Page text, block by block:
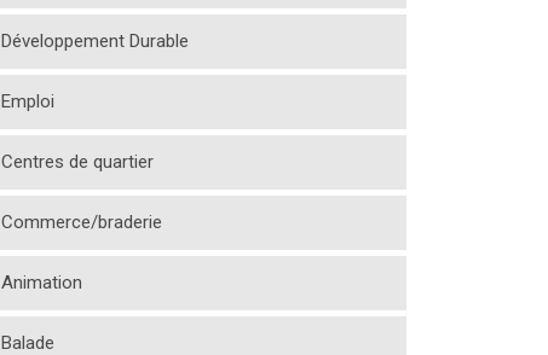
Développement Durable
Emploi
Centres de quartier
Commerce/braderie
Animation
Balade